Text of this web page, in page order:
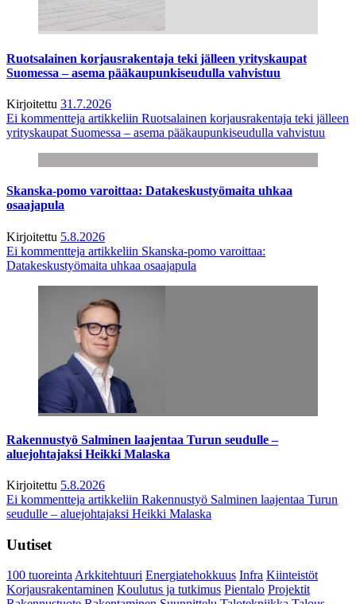
Ruotsalainen korjausrakentaja teki jälleen yrityskaupat
Suomessa – asema pääkaupunkiseudulla vahvistuu
Kirjoitettu 31.7.2026
Ei kommentteja artikkeliin Ruotsalainen korjausrakentaja teki jälleen
yrityskaupat Suomessa – asema pääkaupunkiseudulla vahvistuu
Skanska-pomo varoittaa: Datakeskustyömaita uhkaa
osaajapula
Kirjoitettu 5.8.2026
Ei kommentteja artikkeliin Skanska-pomo varoittaa:
Datakeskustyömaita uhkaa osaajapula
Rakennustyö Salminen laajentaa Turun seudulle –
aluejohtajaksi Heikki Malaska
Kirjoitettu 5.8.2026
Ei kommentteja artikkeliin Rakennustyö Salminen laajentaa Turun
seudulle – aluejohtajaksi Heikki Malaska
Uutiset
100 tuoreintaArkkitehtuuri Energiatehokkuus Infra Kiinteistöt
Korjausrakentaminen Koulutus ja tutkimus Pientalo Projektit